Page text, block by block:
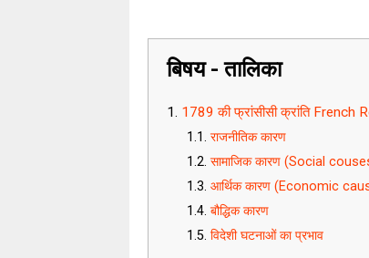
बिषय - तालिका
1789 की फ्रांसीसी क्रांति
राजनीतिक कारण
सामाजिक कारण (Social
आर्थिक कारण (Economic
बौद्धिक कारण
विदेशी घटनाओं का प्रभाव